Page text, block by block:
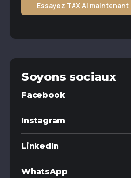
Essayez TAX AI maintenant
Soyons sociaux
Facebook
Instagram
LinkedIn
WhatsApp